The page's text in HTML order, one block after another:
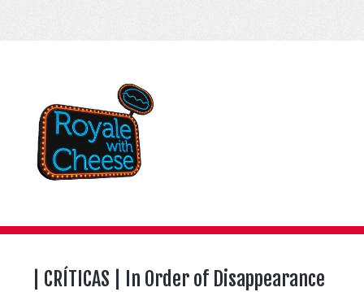
| CRÍTICAS | In Order of Disappearance